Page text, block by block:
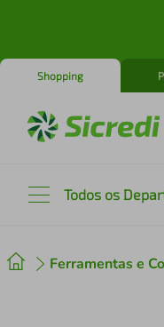
Shopping
Todos os
Ferramentas e